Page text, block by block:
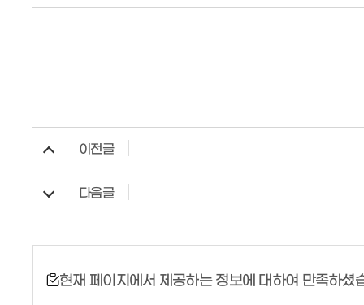
이전글
다음글
현재 페이지에서 제공하는 정보에 대하여 만족하셨